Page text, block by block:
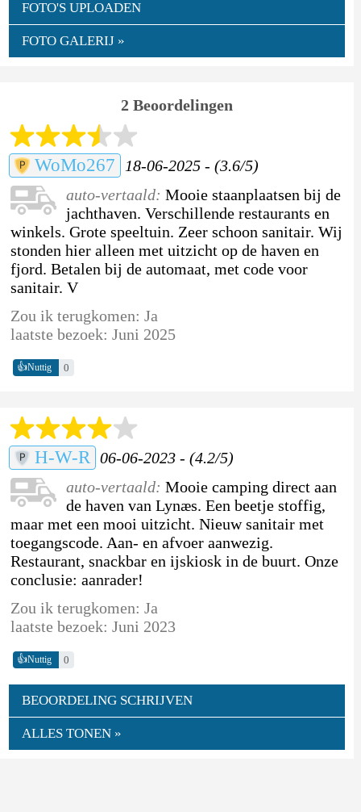
FOTO'S UPLOADEN
FOTO GALERIJ »
2 Beoordelingen
WoMo267
18-06-2025 - (3.6/5)
auto-vertaald: Mooie staanplaatsen bij de
jachthaven. Verschillende restaurants en
winkels. Grote speeltuin. Zeer schoon sanitair. Wij
stonden hier alleen met uitzicht op de haven en
fjord. Betalen bij de automaat, met code voor
sanitair. V
Zou ik terugkomen: Ja
laatste bezoek: Juni 2025
👍Nuttig 0
H-W-R 06-06-2023 - (4.2/5)
auto-vertaald: Mooie camping direct aan
de haven van Lynæs. Een beetje stoffig,
maar met een mooi uitzicht. Nieuw sanitair met
toegangscode. Aan- en afvoer aanwezig.
Restaurant, snackbar en ijskiosk in de buurt. Onze
conclusie: aanrader!
Zou ik terugkomen: Ja
laatste bezoek: Juni 2023
👍Nuttig 0
BEOORDELING SCHRIJVEN
ALLES TONEN »